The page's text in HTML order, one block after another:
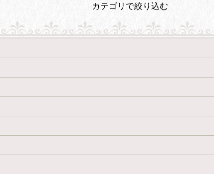
絞り込む
カテゴリで絞り込む